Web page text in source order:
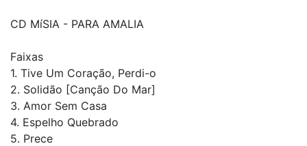
CD MíSIA - PARA AMALIA
Faixas
1. Tive Um Coração, Perdi-o
2. Solidão [Canção Do Mar]
3. Amor Sem Casa
4. Espelho Quebrado
5. Prece